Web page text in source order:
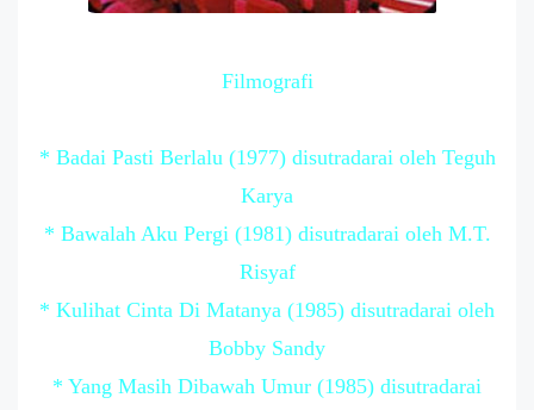
Filmografi
* Badai Pasti Berlalu (1977) disutradarai oleh Teguh
Karya
* Bawalah Aku Pergi (1981) disutradarai oleh M.T.
Risyaf
* Kulihat Cinta Di Matanya (1985) disutradarai oleh
Bobby Sandy
* Yang Masih Dibawah Umur (1985) disutradarai